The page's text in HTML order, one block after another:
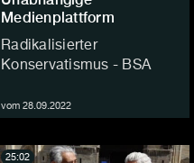
Medienplattform
Radikalisierter
Konservatismus - BSA
vom 28.09.2022
25:02